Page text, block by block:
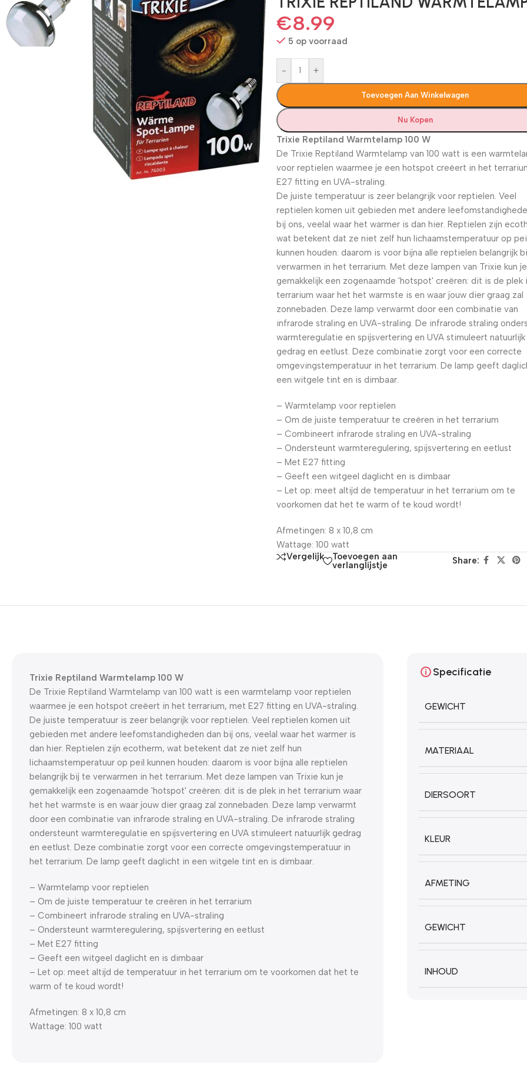
€8.99
5 op voorraad
- +
Toevoegen Aan Winkelwagen
Nu Kopen
Trixie Reptiland Warmtelamp 100 W
De Trixie Reptiland Warmtelamp van 100 watt is een
voor reptielen waarmee je een hotspot creëert in het
E27 fitting en UVA-straling.
De juiste temperatuur is zeer belangrijk voor reptielen. Veel
reptielen komen uit gebieden met andere
bij ons, veelal waar het warmer is dan hier. Reptielen zijn
wat betekent dat ze niet zelf hun lichaamstemperatuur op
kunnen houden: daarom is voor bijna alle reptielen belangrijk
verwarmen in het terrarium. Met deze lampen van Trixie kun je
gemakkelijk een zogenaamde 'hotspot' creëren: dit is de plek
terrarium waar het het warmste is en waar jouw dier graag zal
zonnebaden. Deze lamp verwarmt door een combinatie van
infrarode straling en UVA-straling. De infrarode straling
warmteregulatie en spijsvertering en UVA stimuleert natuurlijk
gedrag en eetlust. Deze combinatie zorgt voor een correcte
omgevingstemperatuur in het terrarium. De lamp geeft
een witgele tint en is dimbaar.
– Warmtelamp voor reptielen
– Om de juiste temperatuur te creëren in het terrarium
– Combineert infrarode straling en UVA-straling
– Ondersteunt warmteregulering, spijsvertering en eetlust
– Met E27 fitting
– Geeft een witgeel daglicht en is dimbaar
– Let op: meet altijd de temperatuur in het terrarium om te
voorkomen dat het te warm of te koud wordt!
Afmetingen: 8 x 10,8 cm
Wattage: 100 watt
Vergelijk
Toevoegen aan
verlanglijstje
Share:
Trixie Reptiland Warmtelamp 100 W
De Trixie Reptiland Warmtelamp van 100 watt is een warmtelamp voor reptielen
waarmee je een hotspot creëert in het terrarium, met E27 fitting en UVA-straling.
De juiste temperatuur is zeer belangrijk voor reptielen. Veel reptielen komen uit
gebieden met andere leefomstandigheden dan bij ons, veelal waar het warmer is
dan hier. Reptielen zijn ecotherm, wat betekent dat ze niet zelf hun
lichaamstemperatuur op peil kunnen houden: daarom is voor bijna alle reptielen
belangrijk bij te verwarmen in het terrarium. Met deze lampen van Trixie kun je
gemakkelijk een zogenaamde 'hotspot' creëren: dit is de plek in het terrarium waar
het het warmste is en waar jouw dier graag zal zonnebaden. Deze lamp verwarmt
door een combinatie van infrarode straling en UVA-straling. De infrarode straling
ondersteunt warmteregulatie en spijsvertering en UVA stimuleert natuurlijk gedrag
en eetlust. Deze combinatie zorgt voor een correcte omgevingstemperatuur in
het terrarium. De lamp geeft daglicht in een witgele tint en is dimbaar.
– Warmtelamp voor reptielen
– Om de juiste temperatuur te creëren in het terrarium
– Combineert infrarode straling en UVA-straling
– Ondersteunt warmteregulering, spijsvertering en eetlust
– Met E27 fitting
– Geeft een witgeel daglicht en is dimbaar
– Let op: meet altijd de temperatuur in het terrarium om te voorkomen dat het te
warm of te koud wordt!
Afmetingen: 8 x 10,8 cm
Wattage: 100 watt
Specificatie
GEWICHT
MATERIAAL
DIERSOORT
KLEUR
AFMETING
GEWICHT
INHOUD